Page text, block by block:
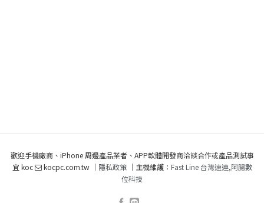
歡迎手機廠商、iPhone 周邊產品業者、APP軟體開發商洽談合作或產品測試事
宜 koc
kocpc.com.tw ｜ 隱私政策｜主機維護： Fast Line 台灣速連,阿腸數
位科技